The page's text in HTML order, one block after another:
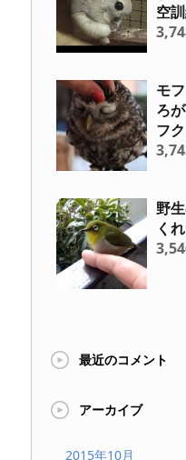
空
モ
ろ
フ
野
く
最近のコメント
アーカイブ
2015年10月